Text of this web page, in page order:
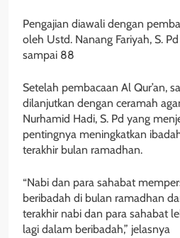
Pengajian diawali dengan
oleh Ustd. Nanang Fariyah, S.
sampai 88
Setelah pembacaan Al Qur’an,
dilanjutkan dengan ceramah
Nurhamid Hadi, S. Pd yang
pentingnya meningkatkan
terakhir bulan ramadhan.
“Nabi dan para sahabat
beribadah di bulan ramadhan
terakhir nabi dan para sahabat
lagi dalam beribadah,” jelasnya